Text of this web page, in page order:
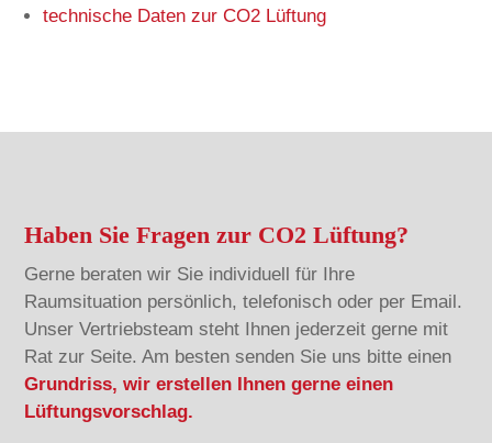
technische Daten zur CO2 Lüftung
Haben Sie Fragen zur CO2 Lüftung?
Gerne beraten wir Sie individuell für Ihre
Raumsituation persönlich, telefonisch oder per Email.
Unser Vertriebsteam steht Ihnen jederzeit gerne mit
Rat zur Seite. Am besten senden Sie uns bitte einen
Grundriss, wir erstellen Ihnen gerne einen
Lüftungsvorschlag.